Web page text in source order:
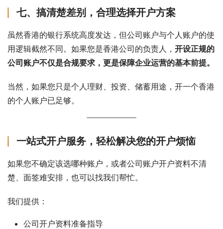
七、搞清楚差别，合理选择开户方案
虽然香港的银行系统高度发达，但公司账户与个人账户的使
用逻辑截然不同。如果您是香港公司的负责人， 开设正规的
公司账户不仅是合规要求，更是保障企业运营的基本前提。
当然，如果您只是个人理财、投资、储蓄用途，开一个香港
的个人账户已足够。
一站式开户服务，轻松解决您的开户烦恼
如果您不确定该选哪种账户，或者公司账户开户资料不清
楚、面签难安排，也可以找我们帮忙。
我们提供：
公司开户资料准备指导